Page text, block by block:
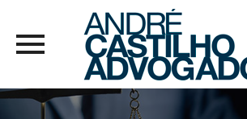
Skip